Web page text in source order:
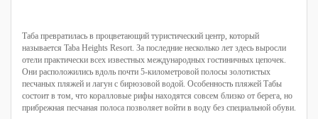
Таба превратилась в процветающий туристический центр, который
называется Taba Heights Resort. За последние несколько лет здесь выросли
отели практически всех известных международных гостиничных цепочек.
Они расположились вдоль почти 5-километровой полосы золотистых
песчаных пляжей и лагун с бирюзовой водой. Особенность пляжей Табы
состоит в том, что коралловые рифы находятся совсем близко от берега, но
прибрежная песчаная полоса позволяет войти в воду без специальной обуви.